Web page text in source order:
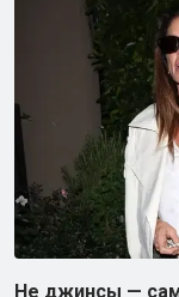
Не джинсы —